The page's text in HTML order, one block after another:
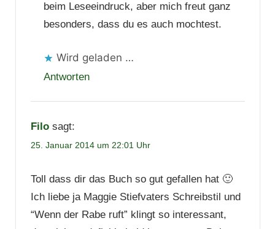
beim Leseeindruck, aber mich freut ganz
besonders, dass du es auch mochtest.
Wird geladen …
Antworten
Filo sagt:
25. Januar 2014 um 22:01 Uhr
Toll dass dir das Buch so gut gefallen hat 🙂
Ich liebe ja Maggie Stiefvaters Schreibstil und
“Wenn der Rabe ruft” klingt so interessant,